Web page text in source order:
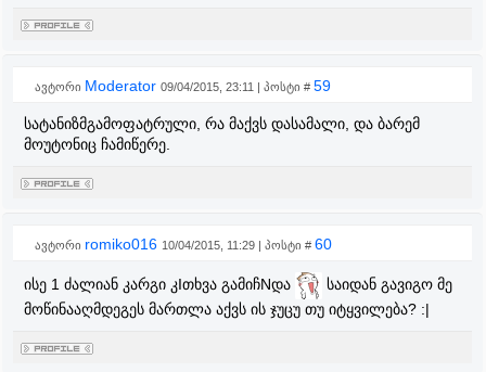
ავტორი Moderator 09/04/2015, 23:11 | პოსტი # 59
სატანიზმგამოფატრული, რა მაქვს დასამალი, და ბარემ
მოუტონიც ჩამიწერე.
ავტორი romiko016 10/04/2015, 11:29 | პოსტი # 60
ისე 1 ძალიან კარგი კIთხვა გამიჩNდა
საიდან გავიგო მე
მოწინააღმდეგეს მართლა აქვს ის ჯუცუ თუ იტყვილება? :|